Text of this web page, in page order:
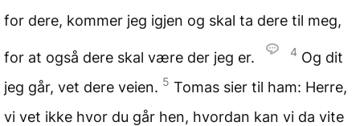
for dere, kommer jeg igjen og skal ta dere til meg,
for at også dere skal være der jeg er. 4 Og dit
jeg går, vet dere veien. 5 Tomas sier til ham: Herre,
vi vet ikke hvor du går hen, hvordan kan vi da vite